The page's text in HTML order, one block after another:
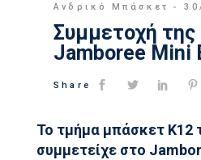
Ανδρικό Μπάσκετ
Συμμετοχή
Jamboree Mini
Share
Το τμήμα μπάσκετ Κ12
συμμετείχε στο